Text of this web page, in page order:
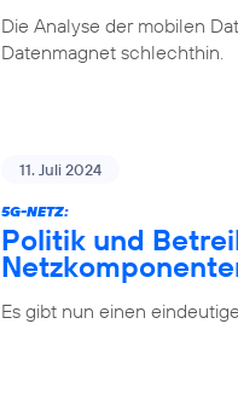
Die Analyse der mobilen
Datenmagnet schlechthin.
11. Juli 2024
5G-NETZ:
Politik und
Es gibt nun einen